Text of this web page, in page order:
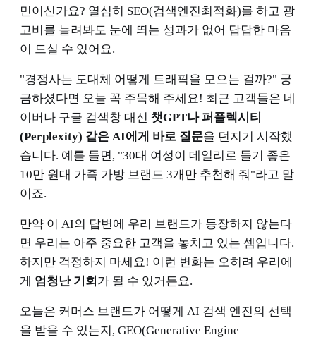
민이신가요? 열심히 SEO(검색엔진최적화)를 하고 광
고비를 늘려봐도 눈에 띄는 성과가 없어 답답한 마음
이 드실 수 있어요.
"경쟁사는 도대체 어떻게 트래픽을 모으는 걸까?" 궁
금하셨다면 오늘 꼭 주목해 주세요! 최근 고객들은 네
이버나 구글 검색창 대신 챗GPT나 퍼플렉시티
(Perplexity) 같은 AI에게 바로 질문을 던지기 시작했
습니다. 예를 들면, "30대 여성이 데일리로 들기 좋은
10만 원대 가죽 가방 브랜드 3개만 추천해 줘"라고 말
이죠.
만약 이 AI의 답변에 우리 브랜드가 등장하지 않는다
면 우리는 아주 중요한 고객을 놓치고 있는 셈입니다.
하지만 걱정하지 마세요! 이런 변화는 오히려 우리에
게 엄청난 기회 가 될 수 있거든요.
오늘은 커머스 브랜드가 어떻게 AI 검색 엔진의 선택
을 받을 수 있는지, GEO(Generative Engine